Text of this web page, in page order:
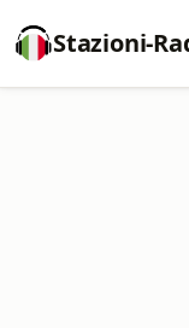
Stazioni-